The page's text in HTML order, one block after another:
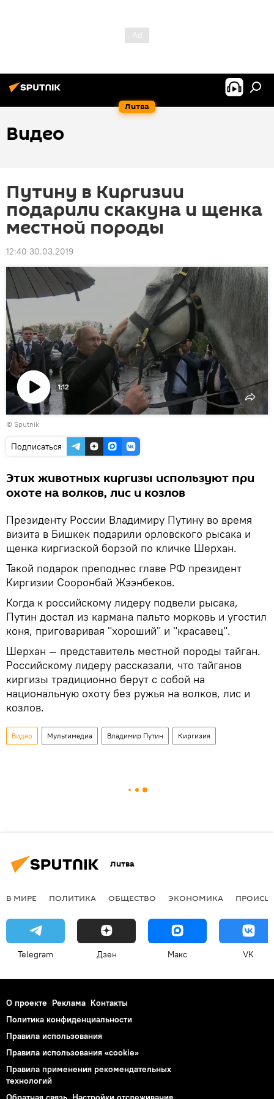
Литва
Видео
Путину в Киргизии
подарили скакуна и щенка
местной породы
12:40 30.03.2019
Воспроизвести
видео
1:12
© Sputnik
Подписаться
Этих животных киргизы используют при
охоте на волков, лис и козлов
Президенту России Владимиру Путину во время
визита в Бишкек подарили орловского рысака и
щенка киргизской борзой по кличке Шерхан.
Такой подарок преподнес главе РФ президент
Киргизии Сооронбай Жээнбеков.
Когда к российскому лидеру подвели рысака,
Путин достал из кармана пальто морковь и угостил
коня, приговаривая "хороший" и "красавец".
Шерхан — представитель местной породы тайган.
Российскому лидеру рассказали, что тайганов
киргизы традиционно берут с собой на
национальную охоту без ружья на волков, лис и
козлов.
Видео Мультимедиа Владимир Путин Киргизия
Литва
В МИРЕ ПОЛИТИКА ОБЩЕСТВО ЭКОНОМИКА
Telegram Дзен Макс VK
О проекте Реклама Контакты
Политика конфиденциальности
Правила использования
Правила использования «cookie»
Правила применения рекомендательных
технологий